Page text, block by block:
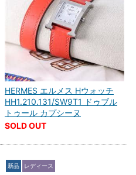
HERMES エルメス Hウォッチ
HH1.210.131/SW9T1 ドゥブル
トゥール カプシーヌ
SOLD OUT
新品 レディース